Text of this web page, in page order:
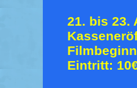
21. bis 23.
Eintritt: